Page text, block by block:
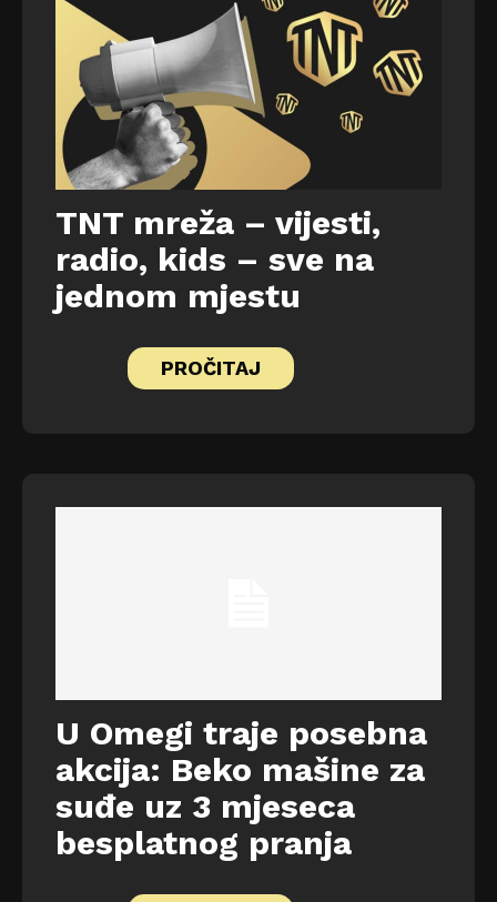
TNT mreža – vijesti,
radio, kids – sve na
jednom mjestu
PROČITAJ
U Omegi traje posebna
akcija: Beko mašine za
suđe uz 3 mjeseca
besplatnog pranja